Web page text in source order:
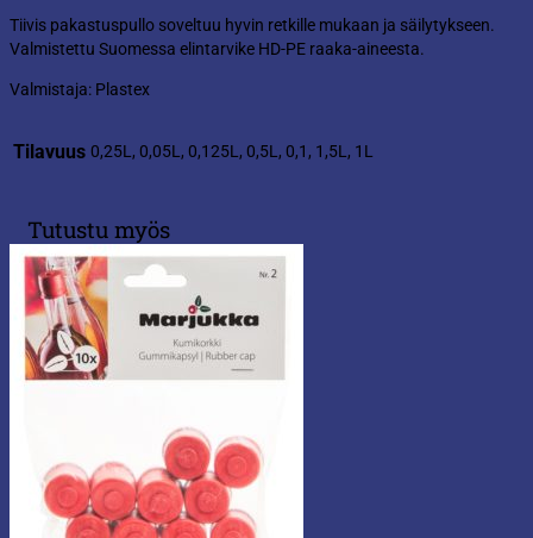
Tiivis pakastuspullo soveltuu hyvin retkille mukaan ja säilytykseen.
Valmistettu Suomessa elintarvike HD-PE raaka-aineesta.
Valmistaja: Plastex
Tilavuus 0,25L, 0,05L, 0,125L, 0,5L, 0,1, 1,5L, 1L
Tutustu myös